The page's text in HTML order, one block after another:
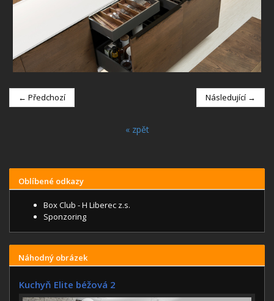
← Předchozí Následující →
« zpět
Oblíbené odkazy
Box Club - H Liberec z.s.
Sponzoring
Náhodný obrázek
Kuchyň Elite béžová 2